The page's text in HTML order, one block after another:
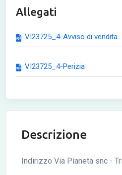
Descrizione
Indirizzo Via Pianeta snc -
Allegati
VI23725_4-Avviso di vendita..
VI23725_4-Perizia